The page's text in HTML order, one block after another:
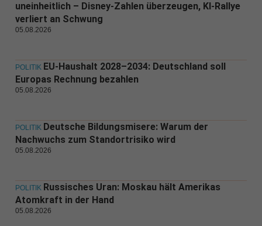
uneinheitlich – Disney-Zahlen überzeugen, KI-Rallye
verliert an Schwung
05.08.2026
POLITIK EU-Haushalt 2028–2034: Deutschland soll
Europas Rechnung bezahlen
05.08.2026
POLITIK Deutsche Bildungsmisere: Warum der
Nachwuchs zum Standortrisiko wird
05.08.2026
POLITIK Russisches Uran: Moskau hält Amerikas
Atomkraft in der Hand
05.08.2026